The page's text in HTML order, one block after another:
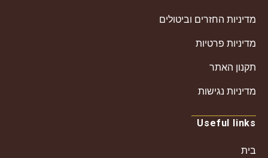
מדיניות החזרים וביטולים
מדיניות פרטיות
תקנון האתר
מדיניות נגישות
Useful links
בית